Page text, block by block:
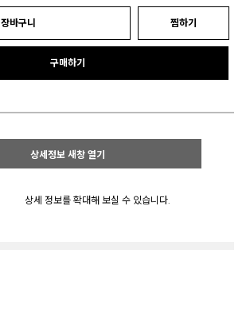
장바구니 찜하기
구매하기
상세정보 새창 열기
상세 정보를 확대해 보실 수 있습니다.